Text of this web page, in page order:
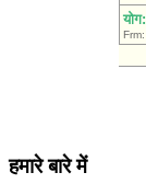
हमारे बारे में